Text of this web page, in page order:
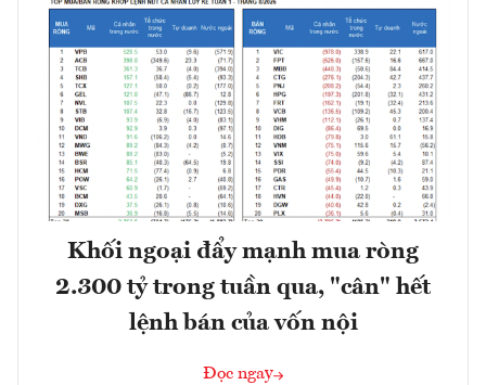
Khối ngoại đẩy mạnh mua ròng
2.300 tỷ trong tuần qua, "cân" hết
lệnh bán của vốn nội
Đọc ngay